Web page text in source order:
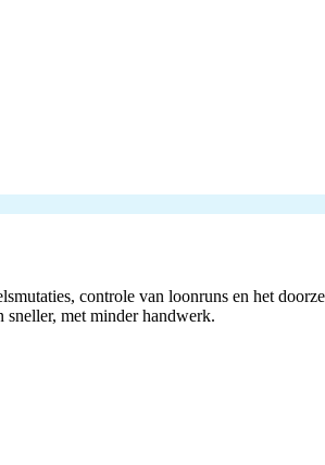
controle van loonruns en het
sneller, met minder handwerk.